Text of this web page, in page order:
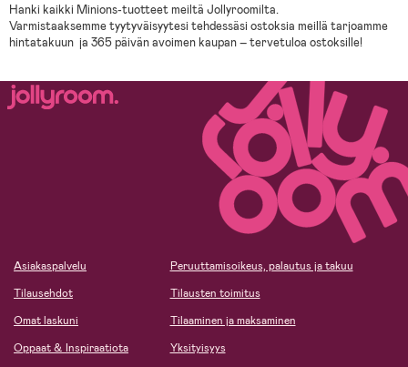
Hanki kaikki Minions-tuotteet meiltä Jollyroomilta.
Varmistaaksemme tyytyväisyytesi tehdessäsi ostoksia meillä tarjoamme
hintatakuun ja 365 päivän avoimen kaupan – tervetuloa ostoksille!
Asiakaspalvelu
Tilausehdot
Omat laskuni
Oppaat & Inspiraatiota
Peruuttamisoikeus, palautus ja takuu
Tilausten toimitus
Tilaaminen ja maksaminen
Yksityisyys